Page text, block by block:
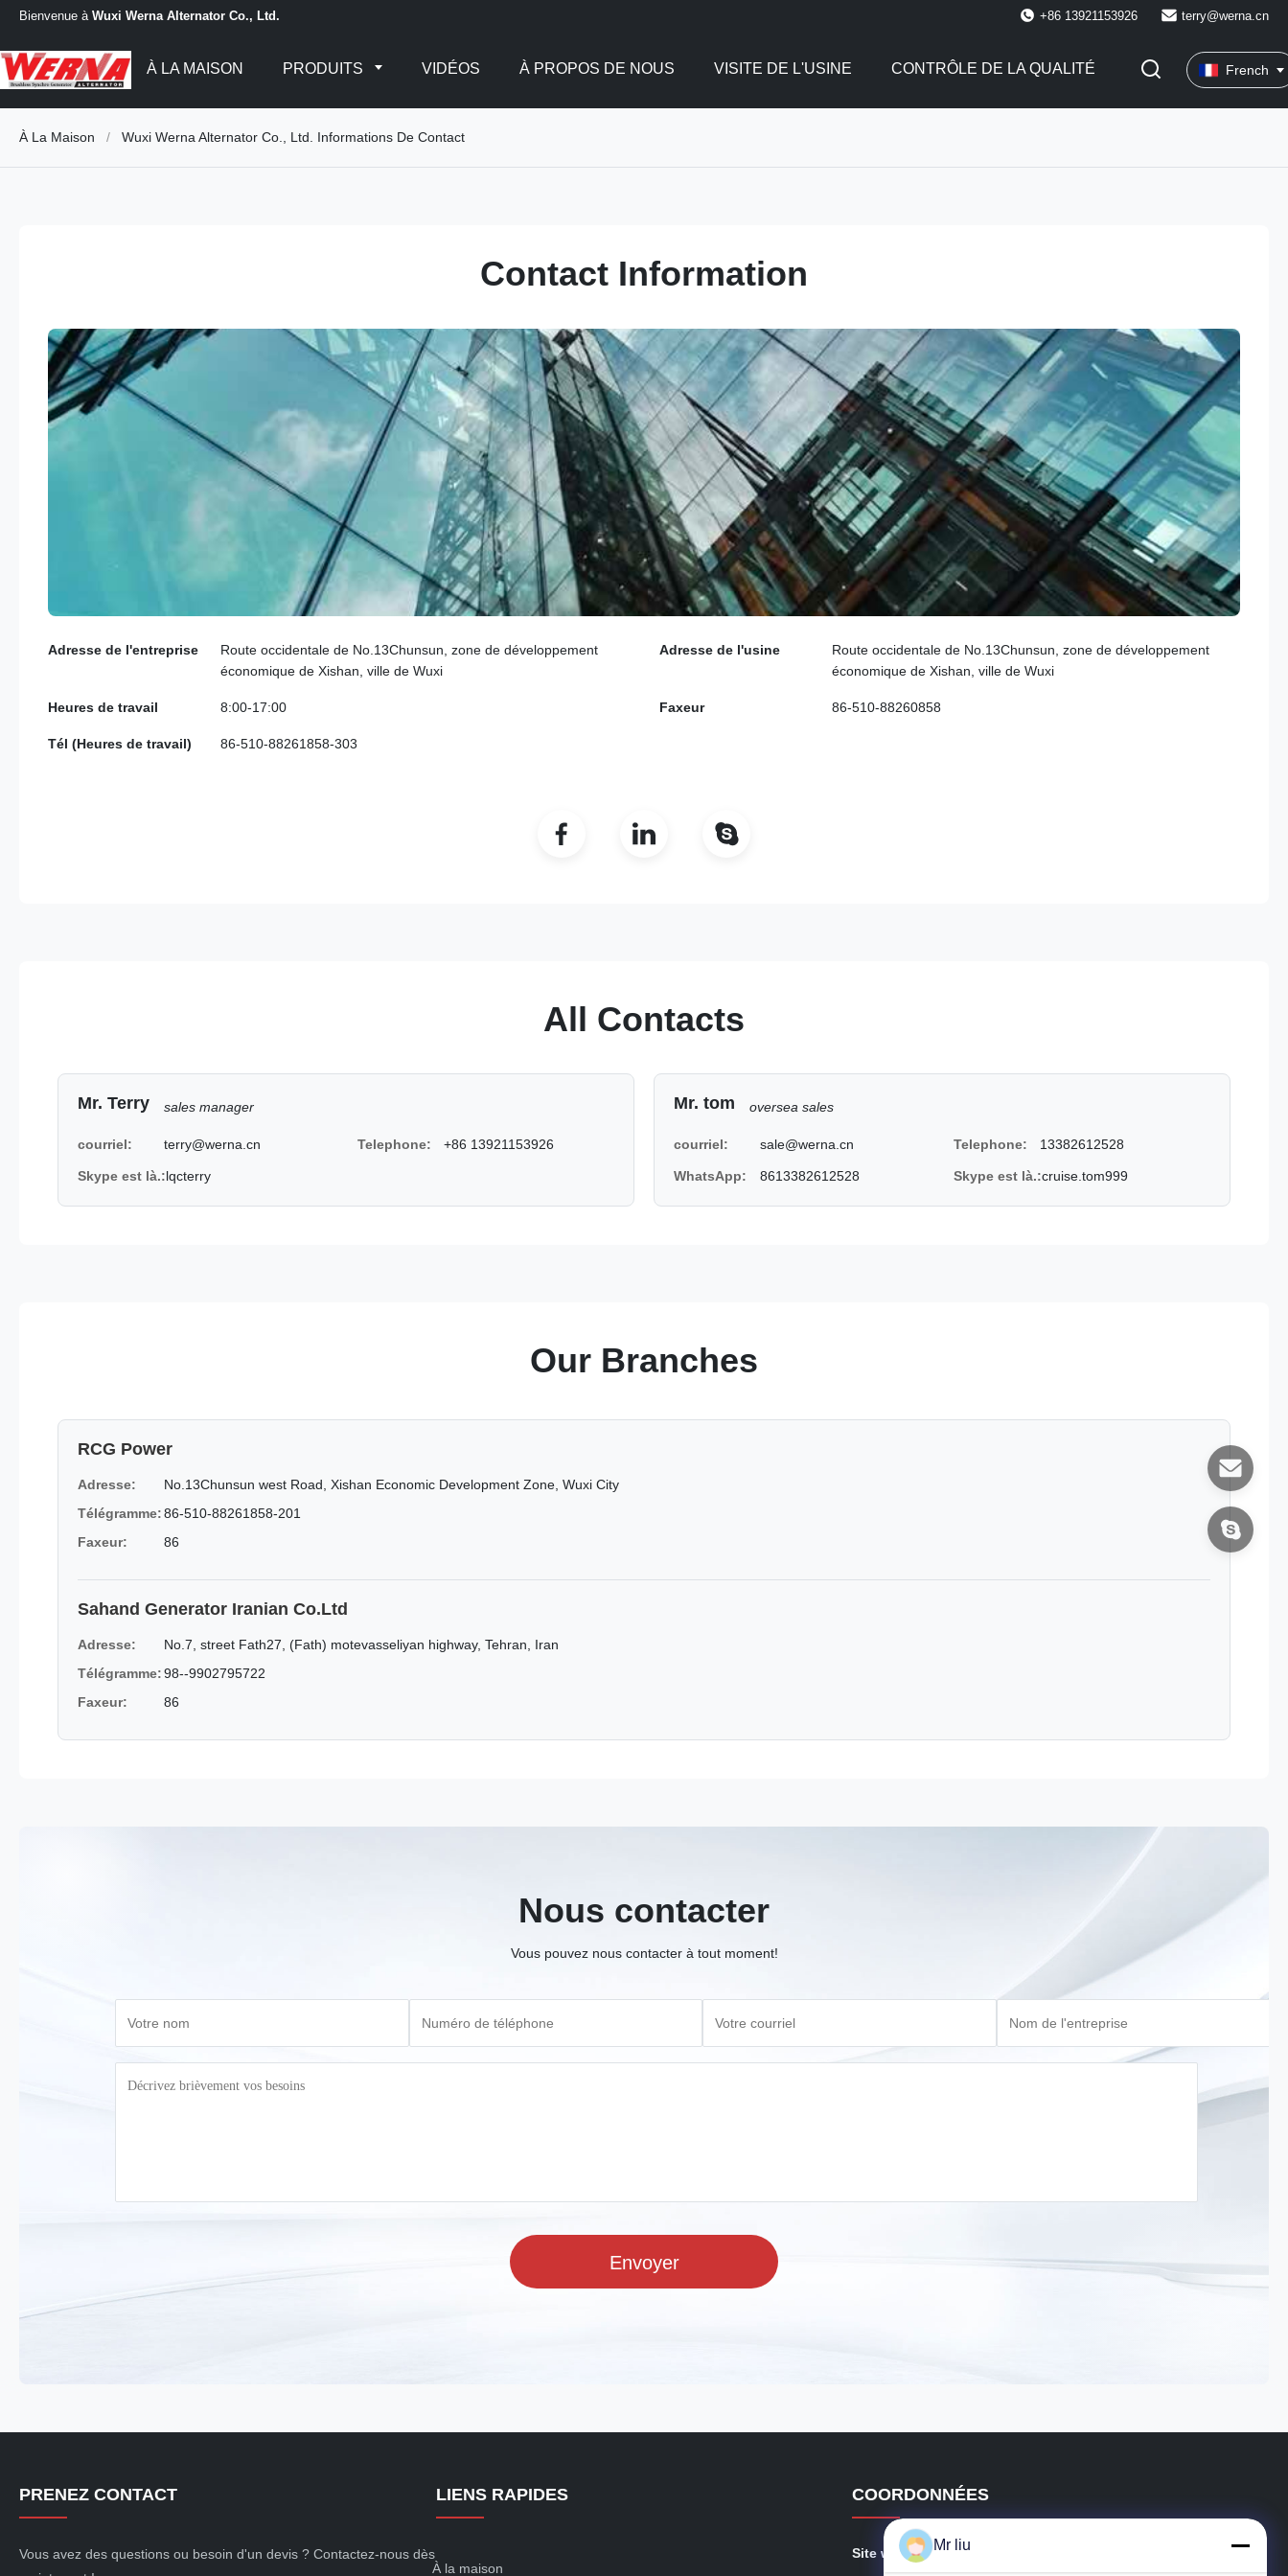
Bienvenue à Wuxi Werna Alternator Co., Ltd. +86 13921153926 terry@werna.cn
À LA MAISON PRODUITS VIDÉOS À PROPOS DE NOUS VISITE DE L'USINE CONTRÔLE DE LA QUALITÉ French
À La Maison / Wuxi Werna Alternator Co., Ltd. Informations De Contact
Contact Information
Adresse de l'entreprise
Route occidentale de No.13Chunsun, zone de développement
économique de Xishan, ville de Wuxi
Adresse de l'usine
Route occidentale de No.13Chunsun, zone de développement
économique de Xishan, ville de Wuxi
Heures de travail 8:00-17:00 Faxeur 86-510-88260858
Tél (Heures de travail) 86-510-88261858-303
All Contacts
Mr. Terry sales manager
courriel: terry@werna.cn Telephone: +86 13921153926
Skype est là.:lqcterry
Mr. tom oversea sales
courriel: sale@werna.cn Telephone: 13382612528
WhatsApp: 8613382612528 Skype est là.:cruise.tom999
Our Branches
RCG Power
Adresse:
No.13Chunsun west Road, Xishan Economic Development Zone, Wuxi City
Télégramme:86-510-88261858-201
Faxeur:
86
Sahand Generator Iranian Co.Ltd
Adresse:
No.7, street Fath27, (Fath) motevasseliyan highway, Tehran, Iran
Télégramme:98--9902795722
Faxeur:
86
Nous contacter
Vous pouvez nous contacter à tout moment!
Envoyer
PRENEZ CONTACT
Vous avez des questions ou besoin d'un devis ? Contactez-nous dès
LIENS RAPIDES
À la maison
COORDONNÉES
Site web: brushlessacgenerator.com
Mr liu